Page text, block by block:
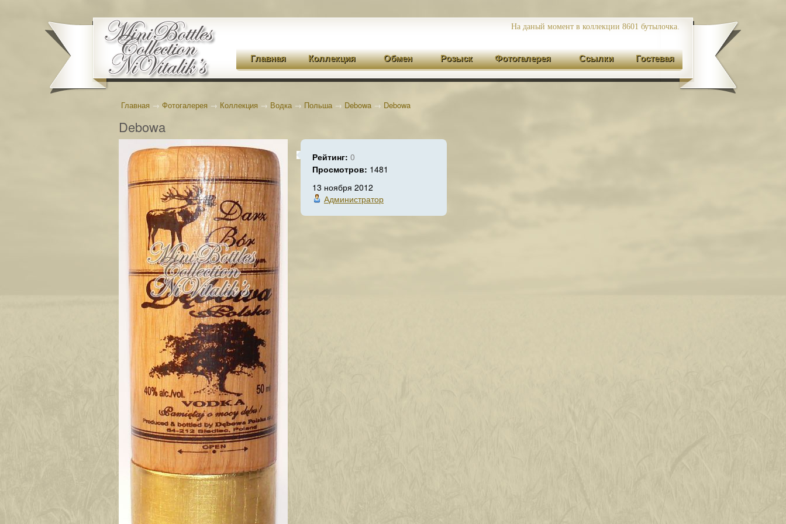
На даный момент в коллекции 8601 бутылочка.
Главная Коллекция Обмен Розыск Фотогалерея Ссылки Гостевая
Главная → Фотогалерея → Коллекция → Водка→ Польша→ Debowa → Debowa
Debowa
Рейтинг: 0
Просмотров: 1481
13 ноября 2012
Администратор